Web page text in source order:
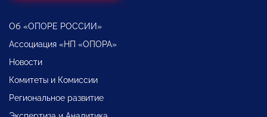
Об «ОПОРЕ РОССИИ»
Ассоциация «НП «ОПОРА»
Новости
Комитеты и Комиссии
Региональное развитие